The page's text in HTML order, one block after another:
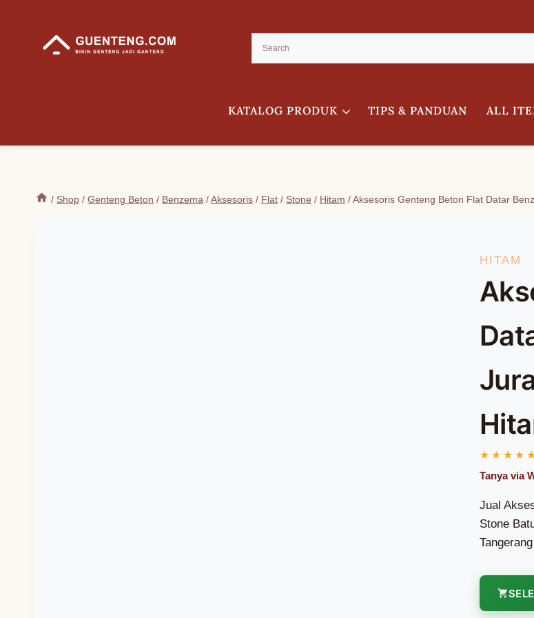
KATALOG PRODUK TIPS & PANDUAN ALL
/ Shop / Genteng Beton / Benzema /Aksesoris / Flat / Stone / Hitam /Aksesoris Genteng Beton Flat Datar
HITAM
Jual
Stone